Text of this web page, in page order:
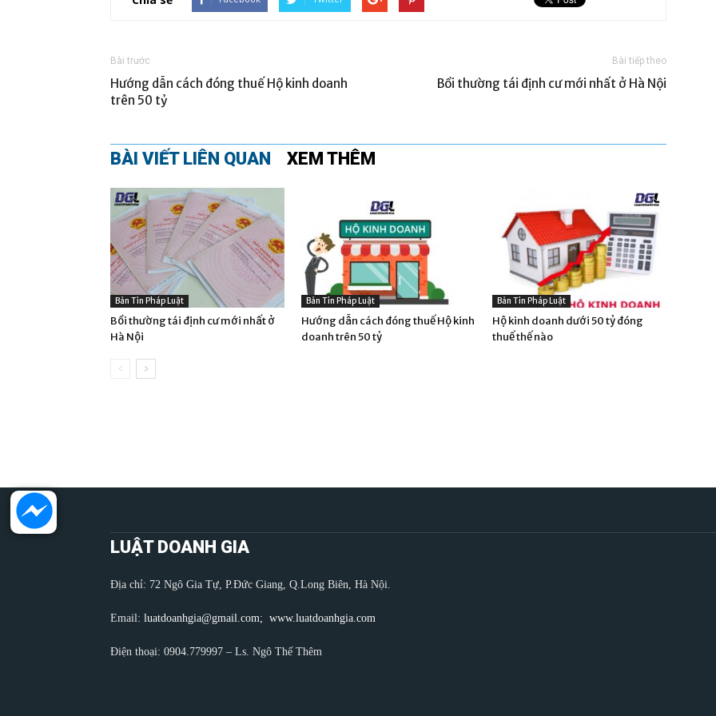
Bài trước
Hướng dẫn cách đóng thuế Hộ kinh doanh
trên 50 tỷ
Bài tiếp theo
Bồi thường tái định cư mới nhất ở Hà Nội
BÀI VIẾT LIÊN QUAN XEM THÊM
Bản Tin Pháp Luật
Bồi thường tái định cư mới nhất ở
Hà Nội
Bản Tin Pháp Luật
Hướng dẫn cách đóng thuế Hộ kinh
doanh trên 50 tỷ
Bản Tin Pháp Luật
Hộ kinh doanh dưới 50 tỷ đóng
thuế thế nào
LUẬT DOANH GIA
Địa chỉ: 72 Ngô Gia Tự, P.Đức Giang, Q.Long Biên, Hà Nội.
Email: luatdoanhgia@gmail.com; www.luatdoanhgia.com
Điện thoại: 0904.779997 – Ls. Ngô Thế Thêm